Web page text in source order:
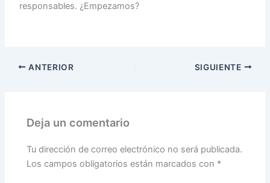
responsables. ¿Empezamos?
ANTERIOR SIGUIENTE
Deja un comentario
Tu dirección de correo electrónico no será publicada.
Los campos obligatorios están marcados con *